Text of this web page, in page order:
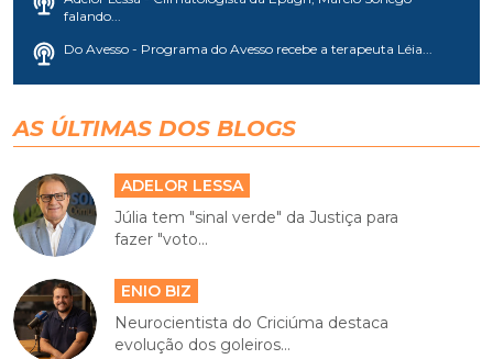
falando...
Do Avesso - Programa do Avesso recebe a terapeuta Léia...
AS ÚLTIMAS DOS BLOGS
ADELOR LESSA
Júlia tem "sinal verde" da Justiça para
fazer "voto...
ENIO BIZ
Neurocientista do Criciúma destaca
evolução dos goleiros...